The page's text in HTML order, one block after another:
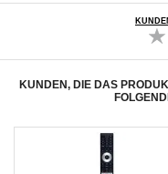
KUNDEN, DIE DAS